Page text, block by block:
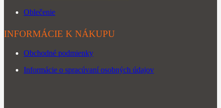
Oblečenie
INFORMÁCIE K NÁKUPU
Obchodné podmienky
Informácie o spracúvaní osobných údajov